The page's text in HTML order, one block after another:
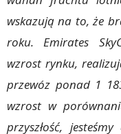
wskazują na to, że
roku. Emirates
wzrost rynku,
przewóz ponad 1
wzrost w
przyszłość,